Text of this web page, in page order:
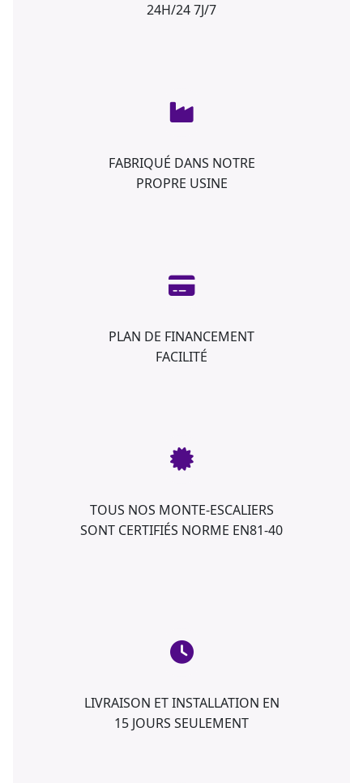
24H/24 7J/7
FABRIQUÉ DANS NOTRE
PROPRE USINE
PLAN DE FINANCEMENT
FACILITÉ
TOUS NOS MONTE-ESCALIERS
SONT CERTIFIÉS NORME EN81-40
LIVRAISON ET INSTALLATION EN
15 JOURS SEULEMENT